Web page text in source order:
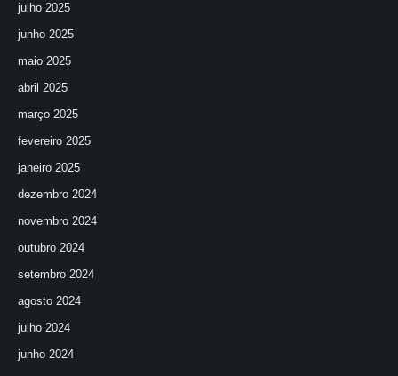
julho 2025
junho 2025
maio 2025
abril 2025
março 2025
fevereiro 2025
janeiro 2025
dezembro 2024
novembro 2024
outubro 2024
setembro 2024
agosto 2024
julho 2024
junho 2024